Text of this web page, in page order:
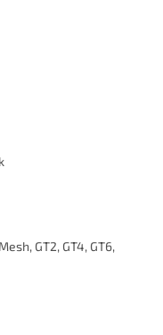
GT2, GT4, GT6,